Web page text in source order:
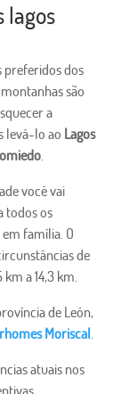
lagos
preferidos dos
são
a
levá-lo ao Lagos
.
você vai
todos os
família. O
de
a 14,3 km.
de León,
Moriscal
atuais nos